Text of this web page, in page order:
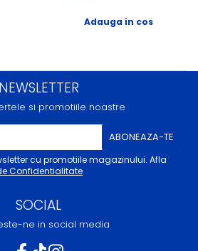
Adauga in cos
NEWSLETTER
si promotiile noastre
cu promotiile magazinului. Afla
Confidentialitate
SOCIAL
ne in social media